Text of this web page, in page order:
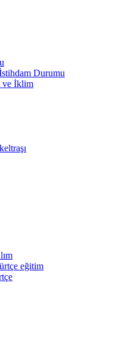
Durumu
ve İklim
eğitim